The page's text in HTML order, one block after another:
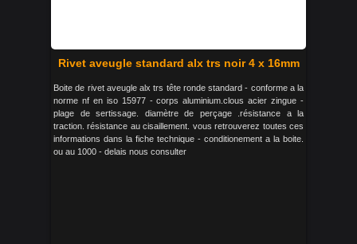
Rivet aveugle standard alx trs noir 4 x 16mm
Boite de rivet aveugle alx trs tête ronde standard - conforme a la
norme nf en iso 15977 - corps aluminium.clous acier zingue -
plage de sertissage. diamètre de perçage .résistance a la
traction. résistance au cisaillement. vous retrouverez toutes ces
informations dans la fiche technique - conditionement a la boite.
ou au 1000 - delais nous consulter